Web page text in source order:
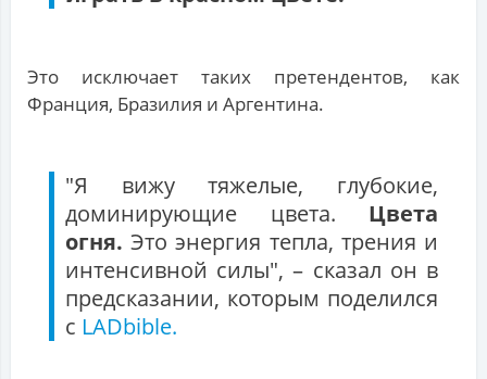
Это исключает таких претендентов, как
Франция, Бразилия и Аргентина.
"Я вижу тяжелые, глубокие,
доминирующие цвета. Цвета
огня. Это энергия тепла, трения и
интенсивной силы", – сказал он в
предсказании, которым поделился
с LADbible.